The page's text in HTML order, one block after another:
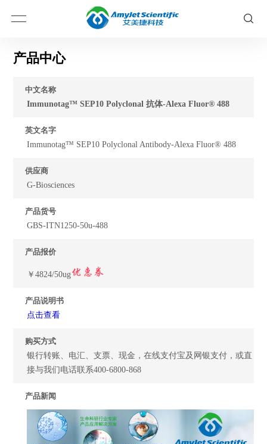
产品中心
中文名称
Immunotag™ SEP10 Polyclonal 抗体-Alexa Fluor® 488
英文名字
Immunotag™ SEP10 Polyclonal Antibody-Alexa Fluor® 488
供应商
G-Biosciences
产品货号
GBS-ITN1250-50u-488
产品报价
￥4824/50ug
产品说明书
点击查看
购买方式
银行转账、电汇、支票、现金，在线支付宝及网银支付，或直
接与我们电话联系400-6800-868
产品新闻